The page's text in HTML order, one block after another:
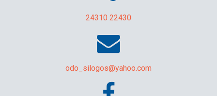
24310 22430
odo_silogos@yahoo.com